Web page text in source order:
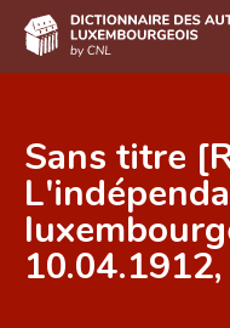
DE FR
Accueil
Auteur(e)s A-Z
Sans titre